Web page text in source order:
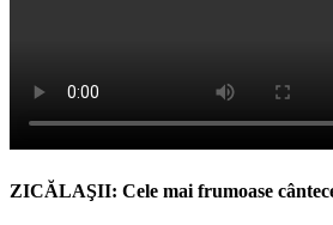
ZICĂLAŞII: Cele mai frumoase